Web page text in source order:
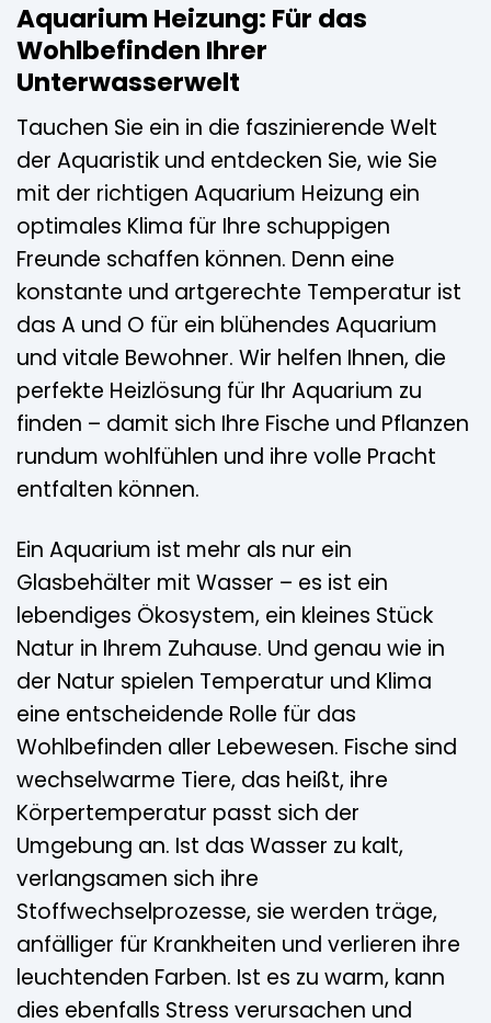
Aquarium Heizung: Für das
Wohlbefinden Ihrer
Unterwasserwelt
Tauchen Sie ein in die faszinierende Welt
der Aquaristik und entdecken Sie, wie Sie
mit der richtigen Aquarium Heizung ein
optimales Klima für Ihre schuppigen
Freunde schaffen können. Denn eine
konstante und artgerechte Temperatur ist
das A und O für ein blühendes Aquarium
und vitale Bewohner. Wir helfen Ihnen, die
perfekte Heizlösung für Ihr Aquarium zu
finden – damit sich Ihre Fische und Pflanzen
rundum wohlfühlen und ihre volle Pracht
entfalten können.
Ein Aquarium ist mehr als nur ein
Glasbehälter mit Wasser – es ist ein
lebendiges Ökosystem, ein kleines Stück
Natur in Ihrem Zuhause. Und genau wie in
der Natur spielen Temperatur und Klima
eine entscheidende Rolle für das
Wohlbefinden aller Lebewesen. Fische sind
wechselwarme Tiere, das heißt, ihre
Körpertemperatur passt sich der
Umgebung an. Ist das Wasser zu kalt,
verlangsamen sich ihre
Stoffwechselprozesse, sie werden träge,
anfälliger für Krankheiten und verlieren ihre
leuchtenden Farben. Ist es zu warm, kann
dies ebenfalls Stress verursachen und